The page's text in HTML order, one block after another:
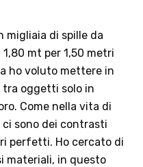
migliaia di spille da
mt per 1,50 metri
ho voluto mettere in
tra oggetti solo in
Come nella vita di
sono dei contrasti
perfetti. Ho cercato di
materiali, in questo